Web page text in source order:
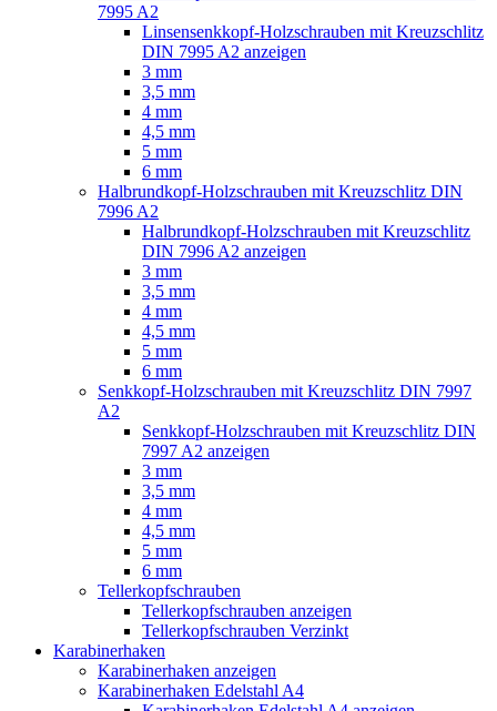
7995 A2
Linsensenkkopf-Holzschrauben mit Kreuzschlitz
DIN 7995 A2 anzeigen
3 mm
3,5 mm
4 mm
4,5 mm
5 mm
6 mm
Halbrundkopf-Holzschrauben mit Kreuzschlitz DIN
7996 A2
Halbrundkopf-Holzschrauben mit Kreuzschlitz
DIN 7996 A2 anzeigen
3 mm
3,5 mm
4 mm
4,5 mm
5 mm
6 mm
Senkkopf-Holzschrauben mit Kreuzschlitz DIN 7997
A2
Senkkopf-Holzschrauben mit Kreuzschlitz DIN
7997 A2 anzeigen
3 mm
3,5 mm
4 mm
4,5 mm
5 mm
6 mm
Tellerkopfschrauben
Tellerkopfschrauben anzeigen
Tellerkopfschrauben Verzinkt
Karabinerhaken
Karabinerhaken anzeigen
Karabinerhaken Edelstahl A4